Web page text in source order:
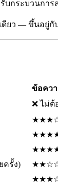
บกระบวนกา
ดียว — ขึ้นอยู่
ข้อควา
❌ ไม่ต้
ครั้ง)